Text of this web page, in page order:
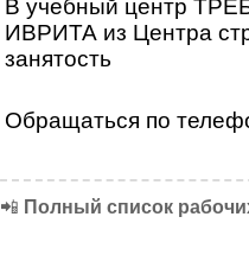
В учебный центр
ИВРИТА из Центра
занятость
Обращаться по
📲 Полный список